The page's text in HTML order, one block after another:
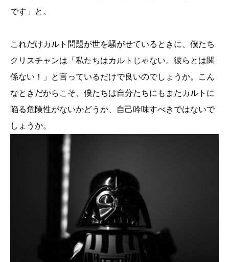
です」と。
これだけカルト問題が世を騒がせているときに、僕たち
クリスチャンは「私たちはカルトじゃない。彼らとは関
係ない！」と言っているだけで良いのでしょうか。こん
なときだからこそ、僕たちは自分たちにもまたカルトに
陥る危険性がないかどうか、自己吟味すべきではないで
しょうか。